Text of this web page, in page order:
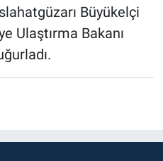
Büyükelçi
Ulaştırma Bakanı